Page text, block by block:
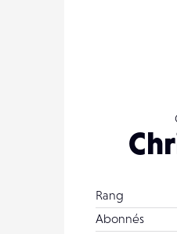
Rang
Abonnés